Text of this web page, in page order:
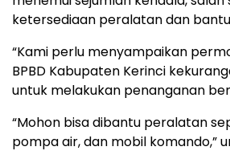
ketersediaan peralatan dan
“Kami perlu menyampaikan
BPBD Kabupaten Kerinci
untuk melakukan penanganan
“Mohon bisa dibantu peralatan
pompa air, dan mobil komando,”